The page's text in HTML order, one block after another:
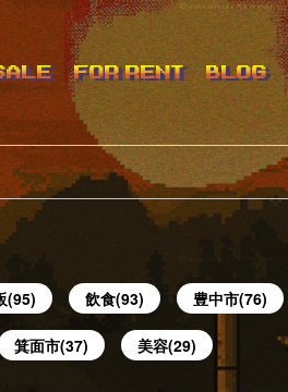
FOR RENT BLOG
(95) 飲食(93) 豊中市(76)
箕面市(37) 美容(29)